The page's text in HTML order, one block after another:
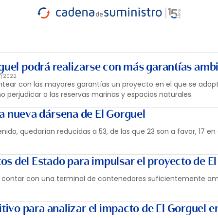
CARRETERA
MARÍTIMO INTERMODAL
podrá realizarse con más garantías
2022
con las mayores garantías un proyecto en el que se
perjudicar a las reservas marinas y espacios naturales.
nueva dársena de El Gorguel
quedarían reducidas a 53, de las que 23 son a favor, 17 en
del Estado para impulsar el proyecto de
contar con una terminal de contenedores suficientemente
para analizar el impacto de El Gorguel